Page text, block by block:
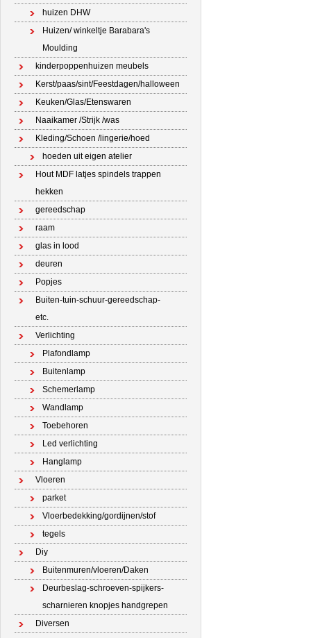
huizen DHW
Huizen/ winkeltje Barabara's
Moulding
kinderpoppenhuizen meubels
Kerst/paas/sint/Feestdagen/halloween
Keuken/Glas/Etenswaren
Naaikamer /Strijk /was
Kleding/Schoen /lingerie/hoed
hoeden uit eigen atelier
Hout MDF latjes spindels trappen
hekken
gereedschap
raam
glas in lood
deuren
Popjes
Buiten-tuin-schuur-gereedschap-
etc.
Verlichting
Plafondlamp
Buitenlamp
Schemerlamp
Wandlamp
Toebehoren
Led verlichting
Hanglamp
Vloeren
parket
Vloerbedekking/gordijnen/stof
tegels
Diy
Buitenmuren/vloeren/Daken
Deurbeslag-schroeven-spijkers-
scharnieren knopjes handgrepen
Diversen